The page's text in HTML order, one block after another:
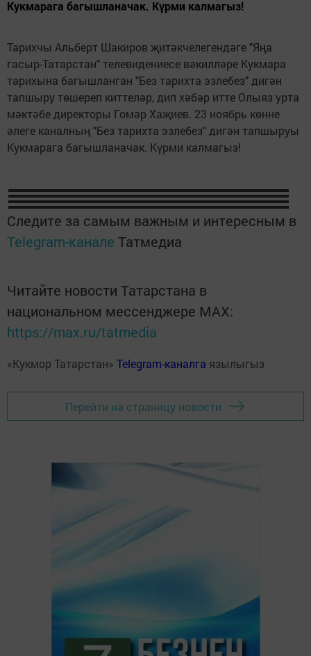
Кукмарага багышланачак. Күрми калмагыз!
Тарихчы Альберт Шакиров җитәкчелегендәге "Яңа
гасыр-Татарстан" телевидениесе вәкилләре Кукмара
тарихына багышланган "Без тарихта эзлебез" дигән
тапшыру төшереп киттеләр, дип хәбәр итте Олыяз урта
мәктәбе директоры Гомәр Хаҗиев. 23 ноябрь көнне
әлеге каналның "Без тарихта эзлебез" дигән тапшыруы
Кукмарага багышланачак. Күрми калмагыз!
Следите за самым важным и интересным в
Telegram-канале Татмедиа
Читайте новости Татарстана в
национальном мессенджере MАХ:
https://max.ru/tatmedia
«Кукмор Татарстан» Telegram-каналга язылыгыз
Перейти на страницу новости